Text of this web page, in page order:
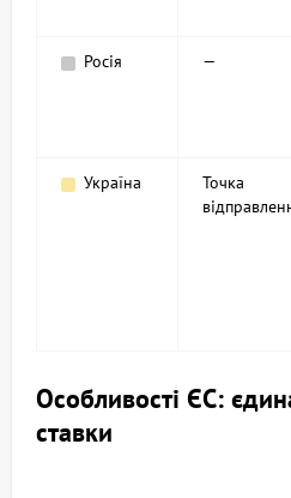
Росія —
Україна
Точка
Особливості ЄС:
ставки